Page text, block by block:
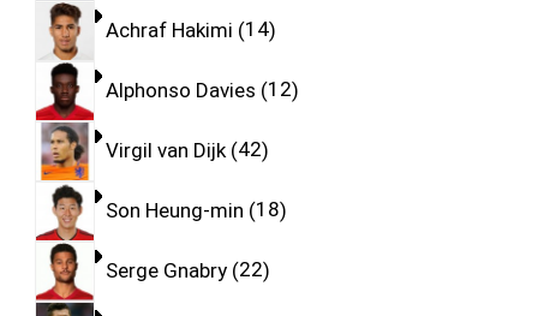
Achraf Hakimi 14
Alphonso Davies 12
Virgil van Dijk 42
Son Heung-min 18
Serge Gnabry 22